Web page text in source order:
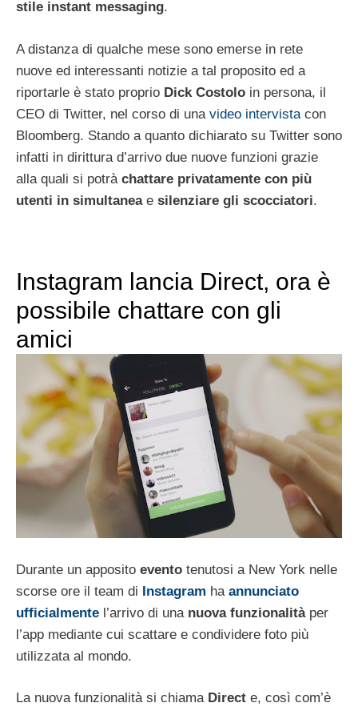
stile instant messaging.
A distanza di qualche mese sono emerse in rete
nuove ed interessanti notizie a tal proposito ed a
riportarle è stato proprio Dick Costolo in persona, il
CEO di Twitter, nel corso di una video intervista con
Bloomberg. Stando a quanto dichiarato su Twitter sono
infatti in dirittura d’arrivo due nuove funzioni grazie
alla quali si potrà chattare privatamente con più
utenti in simultaneae silenziare gli scocciatori.
Instagram lancia Direct, ora è
possibile chattare con gli
amici
Durante un apposito evento tenutosi a New York nelle
scorse ore il team di Instagram ha annunciato
ufficialmente l’arrivo di una nuova funzionalitàper
l’app mediante cui scattare e condividere foto più
utilizzata al mondo.
La nuova funzionalità si chiama Direct e, così com’è